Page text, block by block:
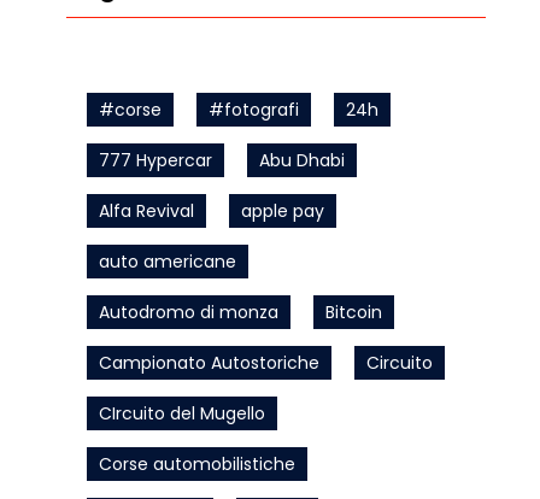
#corse #fotografi 24h
777 Hypercar Abu Dhabi
Alfa Revival apple pay
auto americane
Autodromo di monza Bitcoin
Campionato Autostoriche Circuito
CIrcuito del Mugello
Corse automobilistiche